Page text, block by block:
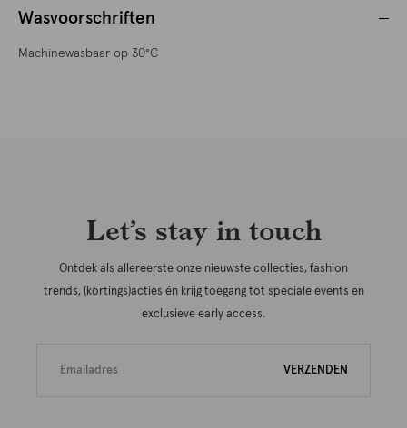
Wasvoorschriften
Machinewasbaar op 30°C
Let’s stay in touch
Ontdek als allereerste onze nieuwste collecties, fashion
trends, (kortings)acties én krijg toegang tot speciale events en
exclusieve early access.
VERZENDEN